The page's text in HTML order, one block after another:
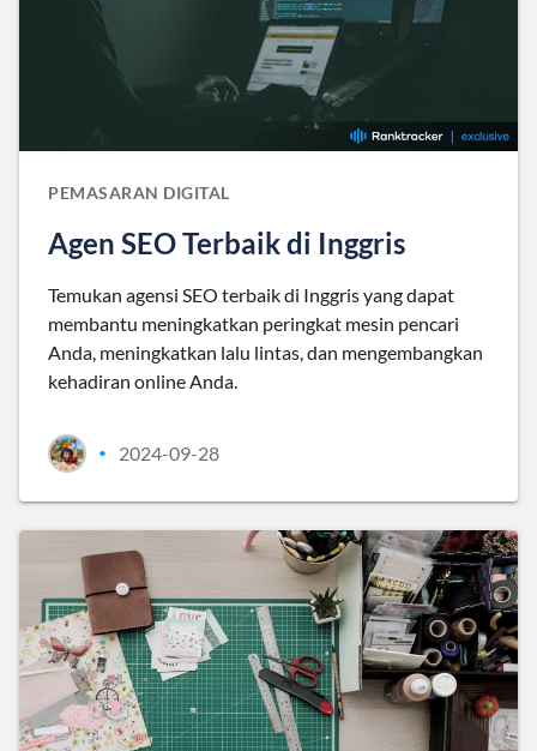
PEMASARAN DIGITAL
Agen SEO Terbaik di Inggris
Temukan agensi SEO terbaik di Inggris yang dapat
membantu meningkatkan peringkat mesin pencari
Anda, meningkatkan lalu lintas, dan mengembangkan
kehadiran online Anda.
• 2024-09-28